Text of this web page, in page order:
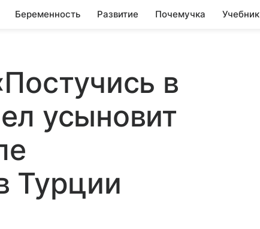
Беременность Развитие Почемучка Учебник
в
усыновит
Турции